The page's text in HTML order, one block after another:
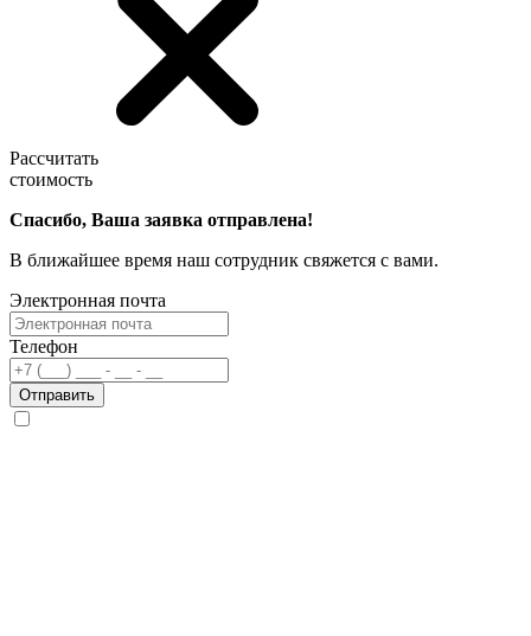
Рассчитать
стоимость
Спасибо, Ваша заявка отправлена!
В ближайшее время наш сотрудник свяжется с вами.
Электронная почта
Телефон
Отправить